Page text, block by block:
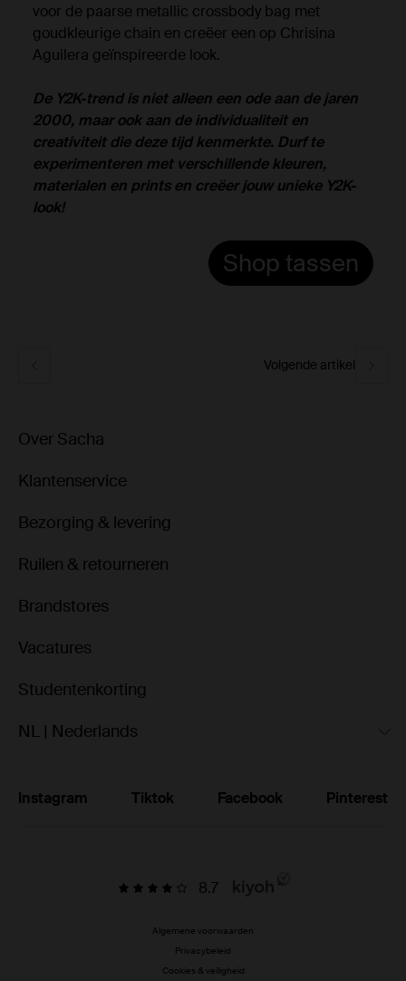
voor de paarse metallic crossbody bag met
goudkleurige chain en creëer een op Chrisina
Aguilera geïnspireerde look.
De Y2K-trend is niet alleen een ode aan de jaren
2000, maar ook aan de individualiteit en
creativiteit die deze tijd kenmerkte. Durf te
experimenteren met verschillende kleuren,
materialen en prints en creëer jouw unieke Y2K-
look!
Shop tassen
Volgende artikel
Over Sacha
Klantenservice
Bezorging & levering
Ruilen & retourneren
Brandstores
Vacatures
Studentenkorting
NL | Nederlands
Instagram Tiktok Facebook Pinterest
8.7
Algemene voorwaarden
Privacybeleid
Cookies & veiligheid